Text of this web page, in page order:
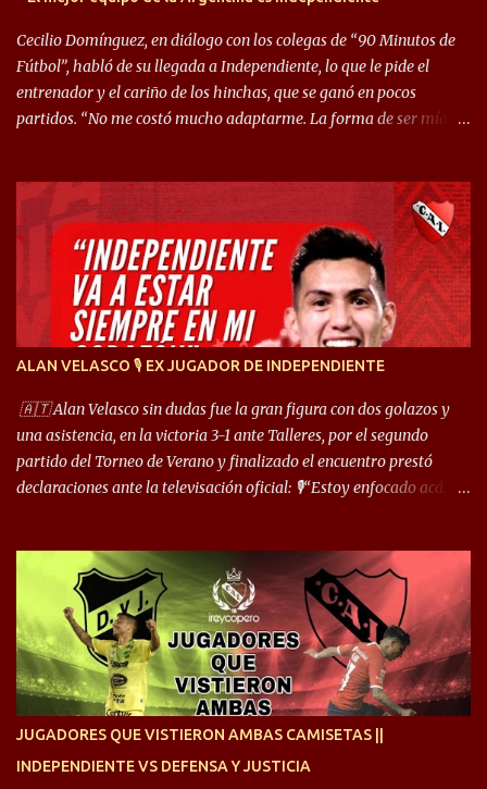
Cecilio Domínguez, en diálogo con los colegas de “90 Minutos de
Fútbol”, habló de su llegada a Independiente, lo que le pide el
entrenador y el cariño de los hinchas, que se ganó en pocos
partidos. “No me costó mucho adaptarme. La forma de ser mía
llegué a un Independiente que juega muy dinámico y me gusta
mucho. Me favorece por la forma de jugar mía y eso también
ayudó a que me adapte”. “Me siento mejor por izquierda, pero me
gusta mucho jugar de 9, y juego sin problemas por derecha
también. Jugar de 9 y de extremo por izquierda es diferente. A mi
me gusta jugar por fuera, porque tengo mas posibilidades de
encarar, de enganchar. Pero yo soy un hombre que pica mucho y
arco y tengo más posibilidades”. Sobre lo que le pide el DT,
comentó: “Cuando juego de 9, obviamente me pide presionar, y
cuand...
ALAN VELASCO 🎙 EX JUGADOR DE INDEPENDIENTE
🇦🇹 Alan Velasco sin dudas fue la gran figura con dos golazos y
una asistencia, en la victoria 3-1 ante Talleres, por el segundo
partido del Torneo de Verano y finalizado el encuentro prestó
declaraciones ante la televisación oficial: 🎙️“Estoy enfocado acá.
ojalá sea lo mejor para el club y para mí. Independiente va a estar
siempre en mi corazón”. 🎙️“Siempre que me tocó vestir la camiseta
quise dar lo mejor. Si me toca marcharme, estoy agradecido al
hincha”. 🎙️“El equipo hizo un gran trabajo, quedó demostrado en el
resultado. Es nuestro segundo partido, en la pretemporada nos
enfocamos en la preparación física. El grupo está encontrando la
JUGADORES QUE VISTIERON AMBAS CAMISETAS ||
INDEPENDIENTE VS DEFENSA Y JUSTICIA